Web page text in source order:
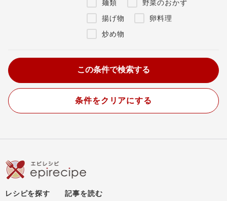
麺類
野菜のおかず
揚げ物
卵料理
炒め物
条件をクリアにする
レシピを探す 記事を読む